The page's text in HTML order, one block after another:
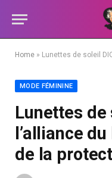
Home » Lunettes de soleil
MODE FÉMININE
Lunettes de
l’alliance
de la